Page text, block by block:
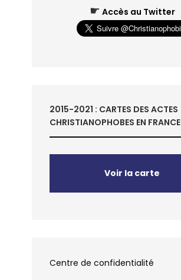
☛ Accès au Twitter
2015-2021 : CARTES DES ACTES
CHRISTIANOPHOBES EN FRANCE
Voir la carte
Centre de confidentialité